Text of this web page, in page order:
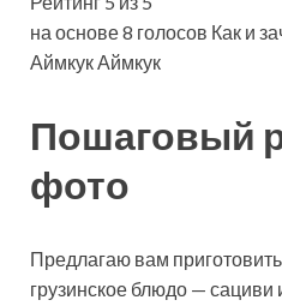
на основе 8 голосов Как и
Аймкук Аймкук
Пошаговый
фото
Предлагаю вам
грузинское блюдо —